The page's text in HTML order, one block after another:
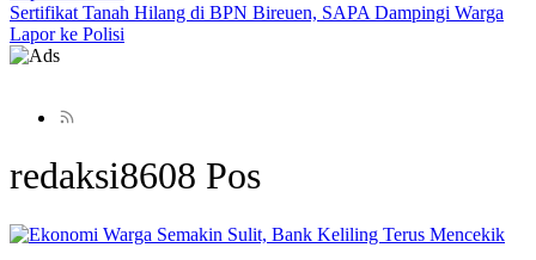
Sertifikat Tanah Hilang di BPN Bireuen, SAPA Dampingi Warga
Lapor ke Polisi
redaksi8608 Pos